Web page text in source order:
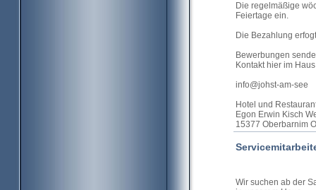
Die regelmäßige
Feiertage ein.
Die Bezahlung
Bewerbungen
Kontakt hier im
info@johst-am-see
Hotel und
Egon Erwin Kisch
15377 Oberbarnim
Wir suchen ab der